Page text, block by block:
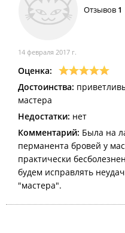
Отзывов 1
14 февраля 2017 г.
Оценка:
Достоинства:
мастера
Недостатки: нет
Комментарий: Была на
перманента бровей у
практически
будем исправлять
"мастера".